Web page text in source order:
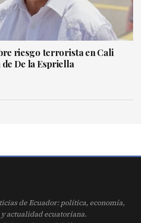
riesgo terrorista en Cali
De la Espriella
de Ecuador: política, economía,
actualidad ecuatoriana.